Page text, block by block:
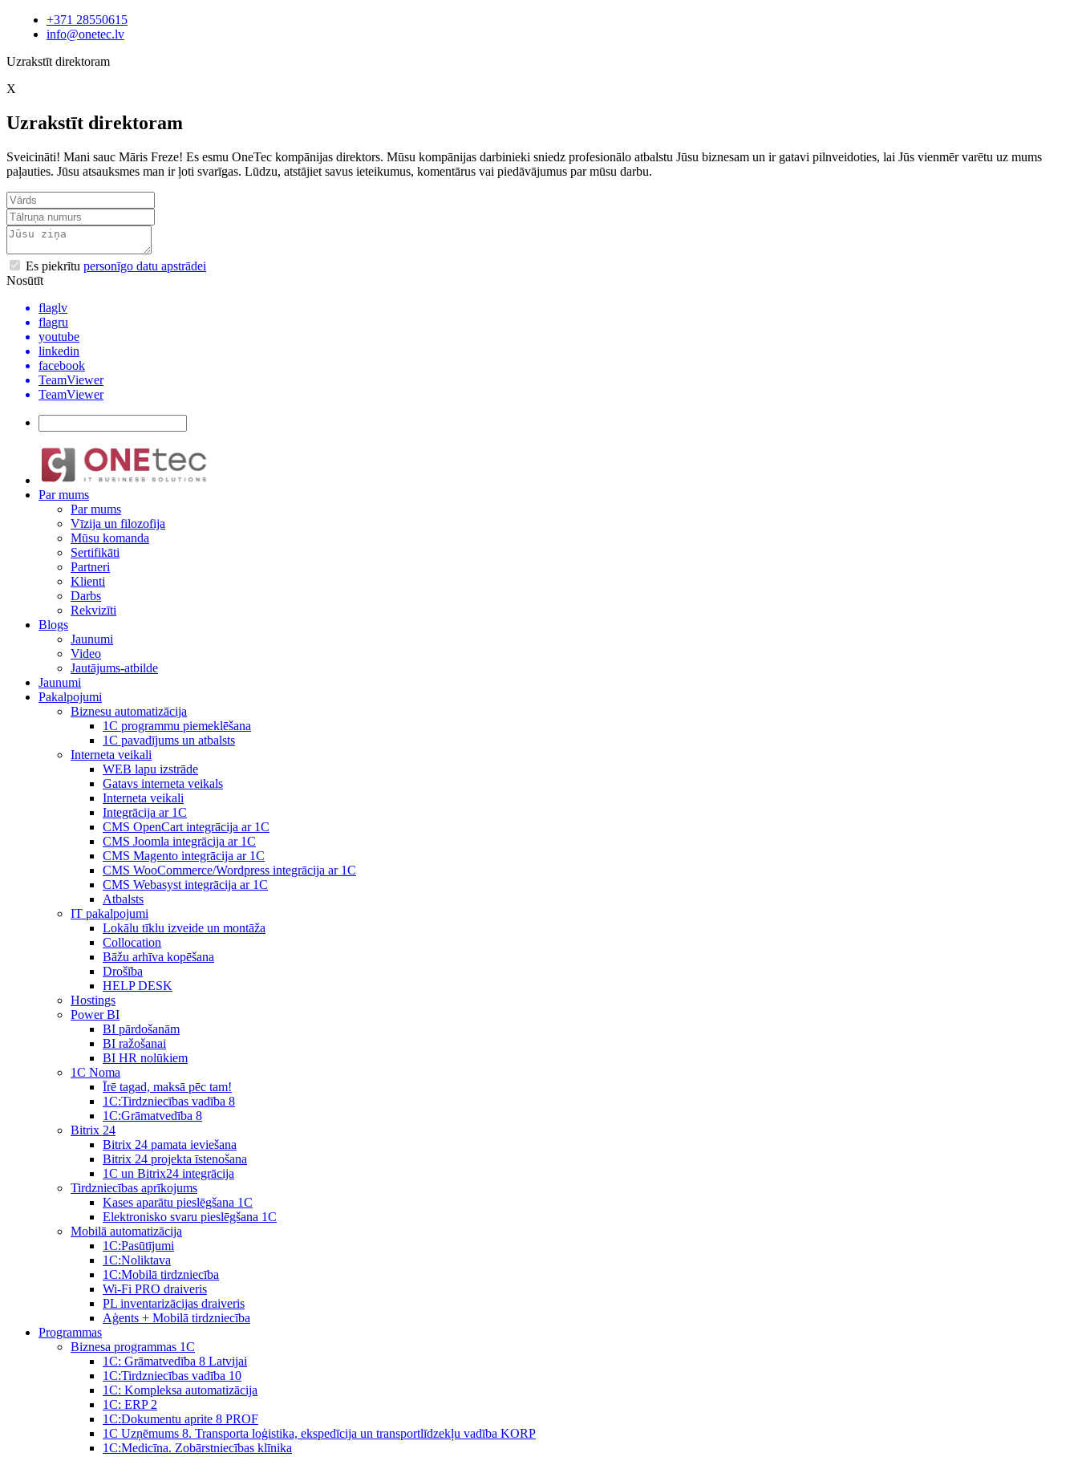
+371 28550615
info@onetec.lv
Uzrakstīt direktoram
X
Uzrakstīt direktoram
Sveicināti! Mani sauc Māris Freze! Es esmu OneTec kompānijas direktors. Mūsu kompānijas darbinieki sniedz profesionālo atbalstu Jūsu biznesam un ir gatavi pilnveidoties, lai Jūs vienmēr varētu uz mums
paļauties. Jūsu atsauksmes man ir ļoti svarīgas. Lūdzu, atstājiet savus ieteikumus, komentārus vai piedāvājumus par mūsu darbu.
Es piekrītu personīgo datu apstrādei
Nosūtīt
flaglv
flagru
youtube
linkedin
facebook
TeamViewer
TeamViewer
Par mums
Par mums
Vīzija un filozofija
Mūsu komanda
Sertifikāti
Partneri
Klienti
Darbs
Rekvizīti
Blogs
Jaunumi
Video
Jautājums-atbilde
Jaunumi
Pakalpojumi
Biznesu automatizācija
1С programmu piemeklēšana
1С pavadījums un atbalsts
Interneta veikali
WEB lapu izstrāde
Gatavs interneta veikals
Interneta veikali
Integrācija ar 1C
CMS OpenCart integrācija ar 1C
CMS Joomla integrācija ar 1C
CMS Magento integrācija ar 1C
CMS WooCommerce/Wordpress integrācija ar 1C
CMS Webasyst integrācija ar 1C
Atbalsts
IT pakalpojumi
Lokālu tīklu izveide un montāža
Collocation
Bāžu arhīva kopēšana
Drošība
HELP DESK
Hostings
Power BI
BI pārdošanām
BI ražošanai
BI HR nolūkiem
1C Noma
Īrē tagad, maksā pēc tam!
1С:Tirdzniecības vadība 8
1С:Grāmatvedība 8
Bitrix 24
Bitrix 24 pamata ieviešana
Bitrix 24 projekta īstenošana
1C un Bitrix24 integrācija
Tirdzniecības aprīkojums
Kases aparātu pieslēgšana 1C
Elektronisko svaru pieslēgšana 1C
Mobilā automatizācija
1С:Pasūtījumi
1С:Noliktava
1С:Mobilā tirdzniecība
Wi-Fi PRO draiveris
PL inventarizācijas draiveris
Aģents + Mobilā tirdzniecība
Programmas
Biznesa programmas 1C
1C: Grāmatvedība 8 Latvijai
1C:Tirdzniecības vadība 10
1С: Kompleksa automatizācija
1C: ERP 2
1С:Dokumentu aprite 8 PROF
1C Uzņēmums 8. Transporta loģistika, ekspedīcija un transportlīdzekļu vadība KORP
1C:Medicīna. Zobārstniecības klīnika